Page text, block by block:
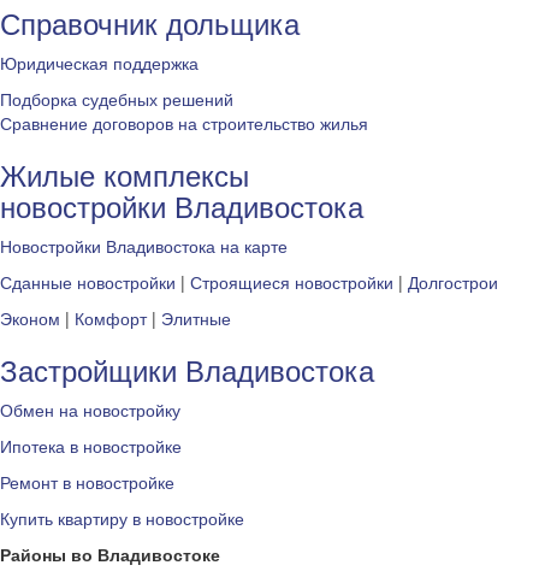
Справочник дольщика
Юридическая поддержка
Подборка судебных решений
Сравнение договоров на строительство жилья
Жилые комплексы
новостройки Владивостока
Новостройки Владивостока на карте
Сданные новостройки | Строящиеся новостройки | Долгострои
Эконом | Комфорт| Элитные
Застройщики Владивостока
Обмен на новостройку
Ипотека в новостройке
Ремонт в новостройке
Купить квартиру в новостройке
Районы во Владивостоке